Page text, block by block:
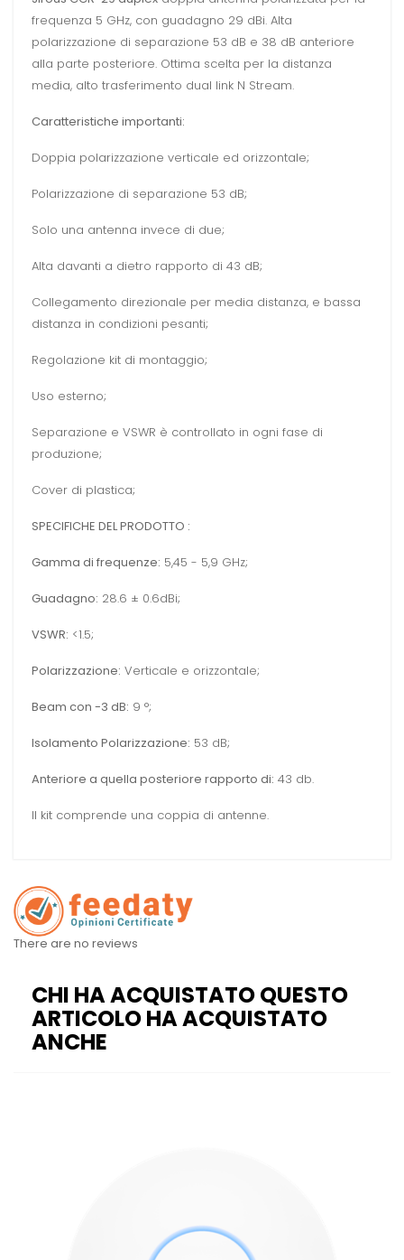
frequenza 5 GHz, con guadagno 29 dBi. Alta
polarizzazione di separazione 53 dB e 38 dB anteriore
alla parte posteriore. Ottima scelta per la distanza
media, alto trasferimento dual link N Stream.
Caratteristiche importanti:
Doppia polarizzazione verticale ed orizzontale;
Polarizzazione di separazione 53 dB;
Solo una antenna invece di due;
Alta davanti a dietro rapporto di 43 dB;
Collegamento direzionale per media distanza, e bassa
distanza in condizioni pesanti;
Regolazione kit di montaggio;
Uso esterno;
Separazione e VSWR è controllato in ogni fase di
produzione;
Cover di plastica;
SPECIFICHE DEL PRODOTTO :
Gamma di frequenze: 5,45 - 5,9 GHz;
Guadagno: 28.6 ± 0.6dBi;
VSWR: <1.5;
Polarizzazione: Verticale e orizzontale;
Beam con -3 dB: 9 °;
Isolamento Polarizzazione: 53 dB;
Anteriore a quella posteriore rapporto di: 43 db.
Il kit comprende una coppia di antenne.
There are no reviews
CHI HA ACQUISTATO QUESTO
ARTICOLO HA ACQUISTATO
ANCHE